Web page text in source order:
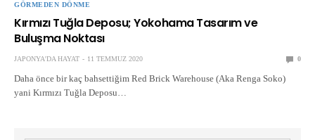
GÖRMEDEN DÖNME
Kırmızı Tuğla Deposu; Yokohama Tasarım ve
Buluşma Noktası
JAPONYA'DA HAYAT 11 TEMMUZ 2020 0
Daha önce bir kaç bahsettiğim Red Brick Warehouse (Aka Renga Soko)
yani Kırmızı Tuğla Deposu…